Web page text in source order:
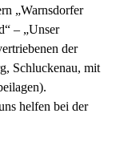
„Warnsdorfer
– „Unser
der
Schluckenau, mit
helfen bei der